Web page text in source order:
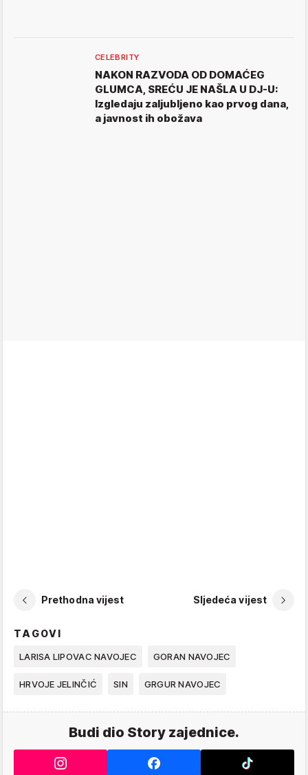
CELEBRITY
NAKON RAZVODA OD DOMAĆEG
GLUMCA, SREĆU JE NAŠLA U DJ-U:
Izgledaju zaljubljeno kao prvog dana,
a javnost ih obožava
Prethodna vijest Sljedeća vijest
TAGOVI
LARISA LIPOVAC NAVOJEC GORAN NAVOJEC
HRVOJE JELINČIĆ SIN GRGUR NAVOJEC
Budi dio Story zajednice.